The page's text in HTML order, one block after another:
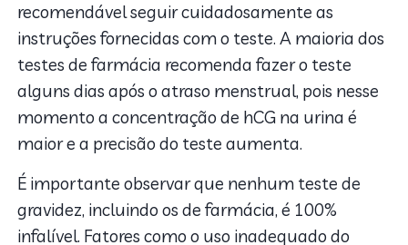
recomendável seguir cuidadosamente as
instruções fornecidas com o teste. A maioria dos
testes de farmácia recomenda fazer o teste
alguns dias após o atraso menstrual, pois nesse
momento a concentração de hCG na urina é
maior e a precisão do teste aumenta.
É importante observar que nenhum teste de
gravidez, incluindo os de farmácia, é 100%
infalível. Fatores como o uso inadequado do